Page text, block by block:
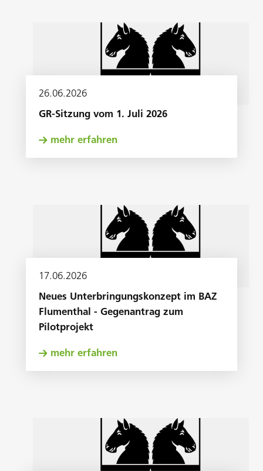
26.06.2026
GR-Sitzung vom 1. Juli 2026
mehr erfahren
17.06.2026
Neues Unterbringungskonzept im BAZ
Flumenthal - Gegenantrag zum
Pilotprojekt
mehr erfahren